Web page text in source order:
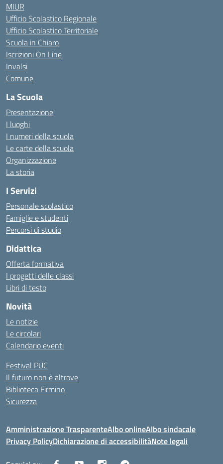
MIUR
Ufficio Scolastico Regionale
Ufficio Scolastico Territoriale
Scuola in Chiaro
Iscrizioni On Line
Invalsi
Comune
La Scuola
Presentazione
I luoghi
I numeri della scuola
Le carte della scuola
Organizzazione
La storia
I Servizi
Personale scolastico
Famiglie e studenti
Percorsi di studio
Didattica
Offerta formativa
I progetti delle classi
Libri di testo
Novità
Le notizie
Le circolari
Calendario eventi
Festival PUC
Il futuro non è altrove
Biblioteca Firmino
Sicurezza
Amministrazione TrasparenteAlbo onlineAlbo sindacale
Privacy PolicyDichiarazione di accessibilitàNote legali